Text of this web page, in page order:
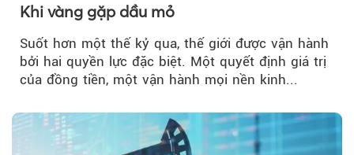
Khi vàng gặp dầu mỏ
Suốt hơn một thế kỷ qua, thế giới được vận hành
bởi hai quyền lực đặc biệt. Một quyết định giá trị
của đồng tiền, một vận hành mọi nền kinh...